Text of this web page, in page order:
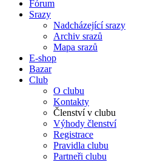
Fórum
Srazy
Nadcházející srazy
Archiv srazů
Mapa srazů
E-shop
Bazar
Club
O clubu
Kontakty
Členství v clubu
Výhody členství
Registrace
Pravidla clubu
Partneři clubu